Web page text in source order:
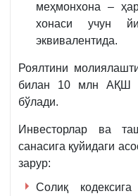
меҳмонхона –
хонаси учун
эквивалентида.
Роялтини
билан 10 млн АҚШ
бўлади.
Инвесторлар ва
санасига қуйидаги
зарур:
Солиқ